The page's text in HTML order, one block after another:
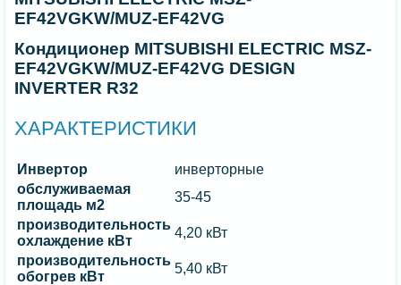
EF42VGKW/MUZ-EF42VG
Кондиционер MITSUBISHI ELECTRIC MSZ-
EF42VGKW/MUZ-EF42VG DESIGN
INVERTER R32
ХАРАКТЕРИСТИКИ
Инвертор
инверторные
обслуживаемая
площадь м2
35-45
производительность
охлаждение кВт
4,20 кВт
производительность
обогрев кВт
5,40 кВт